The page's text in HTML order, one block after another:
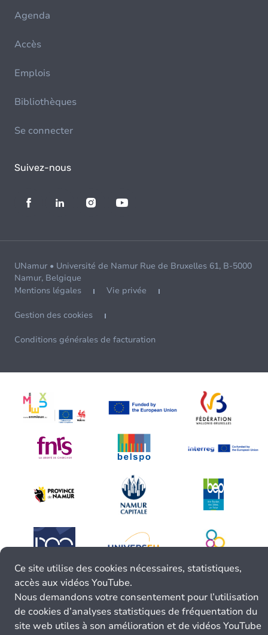
Agenda
Accès
Emplois
Bibliothèques
Se connecter
Suivez-nous
UNamur • Université de Namur Rue de Bruxelles 61, B-5000
Namur, Belgique
Mentions légales
Vie privée
Gestion des cookies
Conditions générales de facturation
Ce site utilise des cookies nécessaires, statistiques,
accès aux vidéos YouTube.
Nous demandons votre consentement pour l’utilisation
de cookies d’analyses statistiques de fréquentation du
site web utiles à son amélioration et de vidéos YouTube